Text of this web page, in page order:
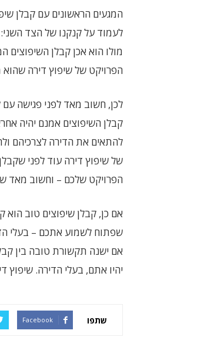
המגעים הראשונים עם קבלן
לעמוד על קנקנו של הצד
מולו הוא אכן קבלן השיפוצים
הפרויקט של שיפוץ דירה שהוא
לכן, חשוב מאד לפני פגישה עם
קבלן השיפוצים אמנם יהיה
להתאים את הדירה לצרכיהם
של שיפוץ דירה עוד לפני
הפרויקט שלכם – וחשוב מאד
אם כן, קבלן שיפוצים טוב הוא
שפתוח לשמוע אתכם – בעלי
אם ישנה תקשורת טובה בין
יהיו אתם, בעלי הדירה.
שתפו Facebook